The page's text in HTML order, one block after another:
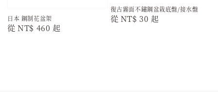
日本 鋼制花盆架
Regular
從NT$ 460 起
復古霧面不鏽鋼盆栽底盤/接水盤
Regular
從 NT$ 30 起